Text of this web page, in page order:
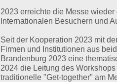
2023 erreichte die Messe
Internationalen Besuchern und
Seit der Kooperation 2023 mit
Firmen und Institutionen aus
Brandenburg 2023 eine
2024 die Leitung des
traditionelle "Get-together" am